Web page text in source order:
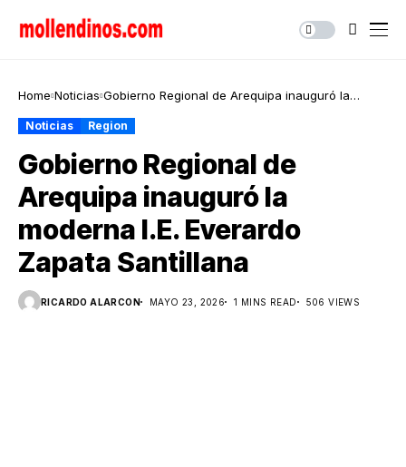
Home Noticias Gobierno Regional de Arequipa inauguró la
Noticias Region
Gobierno Regional de
Arequipa inauguró la
moderna I.E. Everardo
Zapata Santillana
RICARDO ALARCON MAYO 23, 2026 1 MINS READ 506 VIEWS